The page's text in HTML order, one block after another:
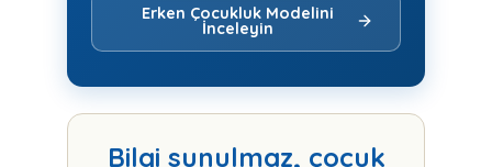
Erken Çocukluk Modelini
İnceleyin
Bilgi sunulmaz, çocuk